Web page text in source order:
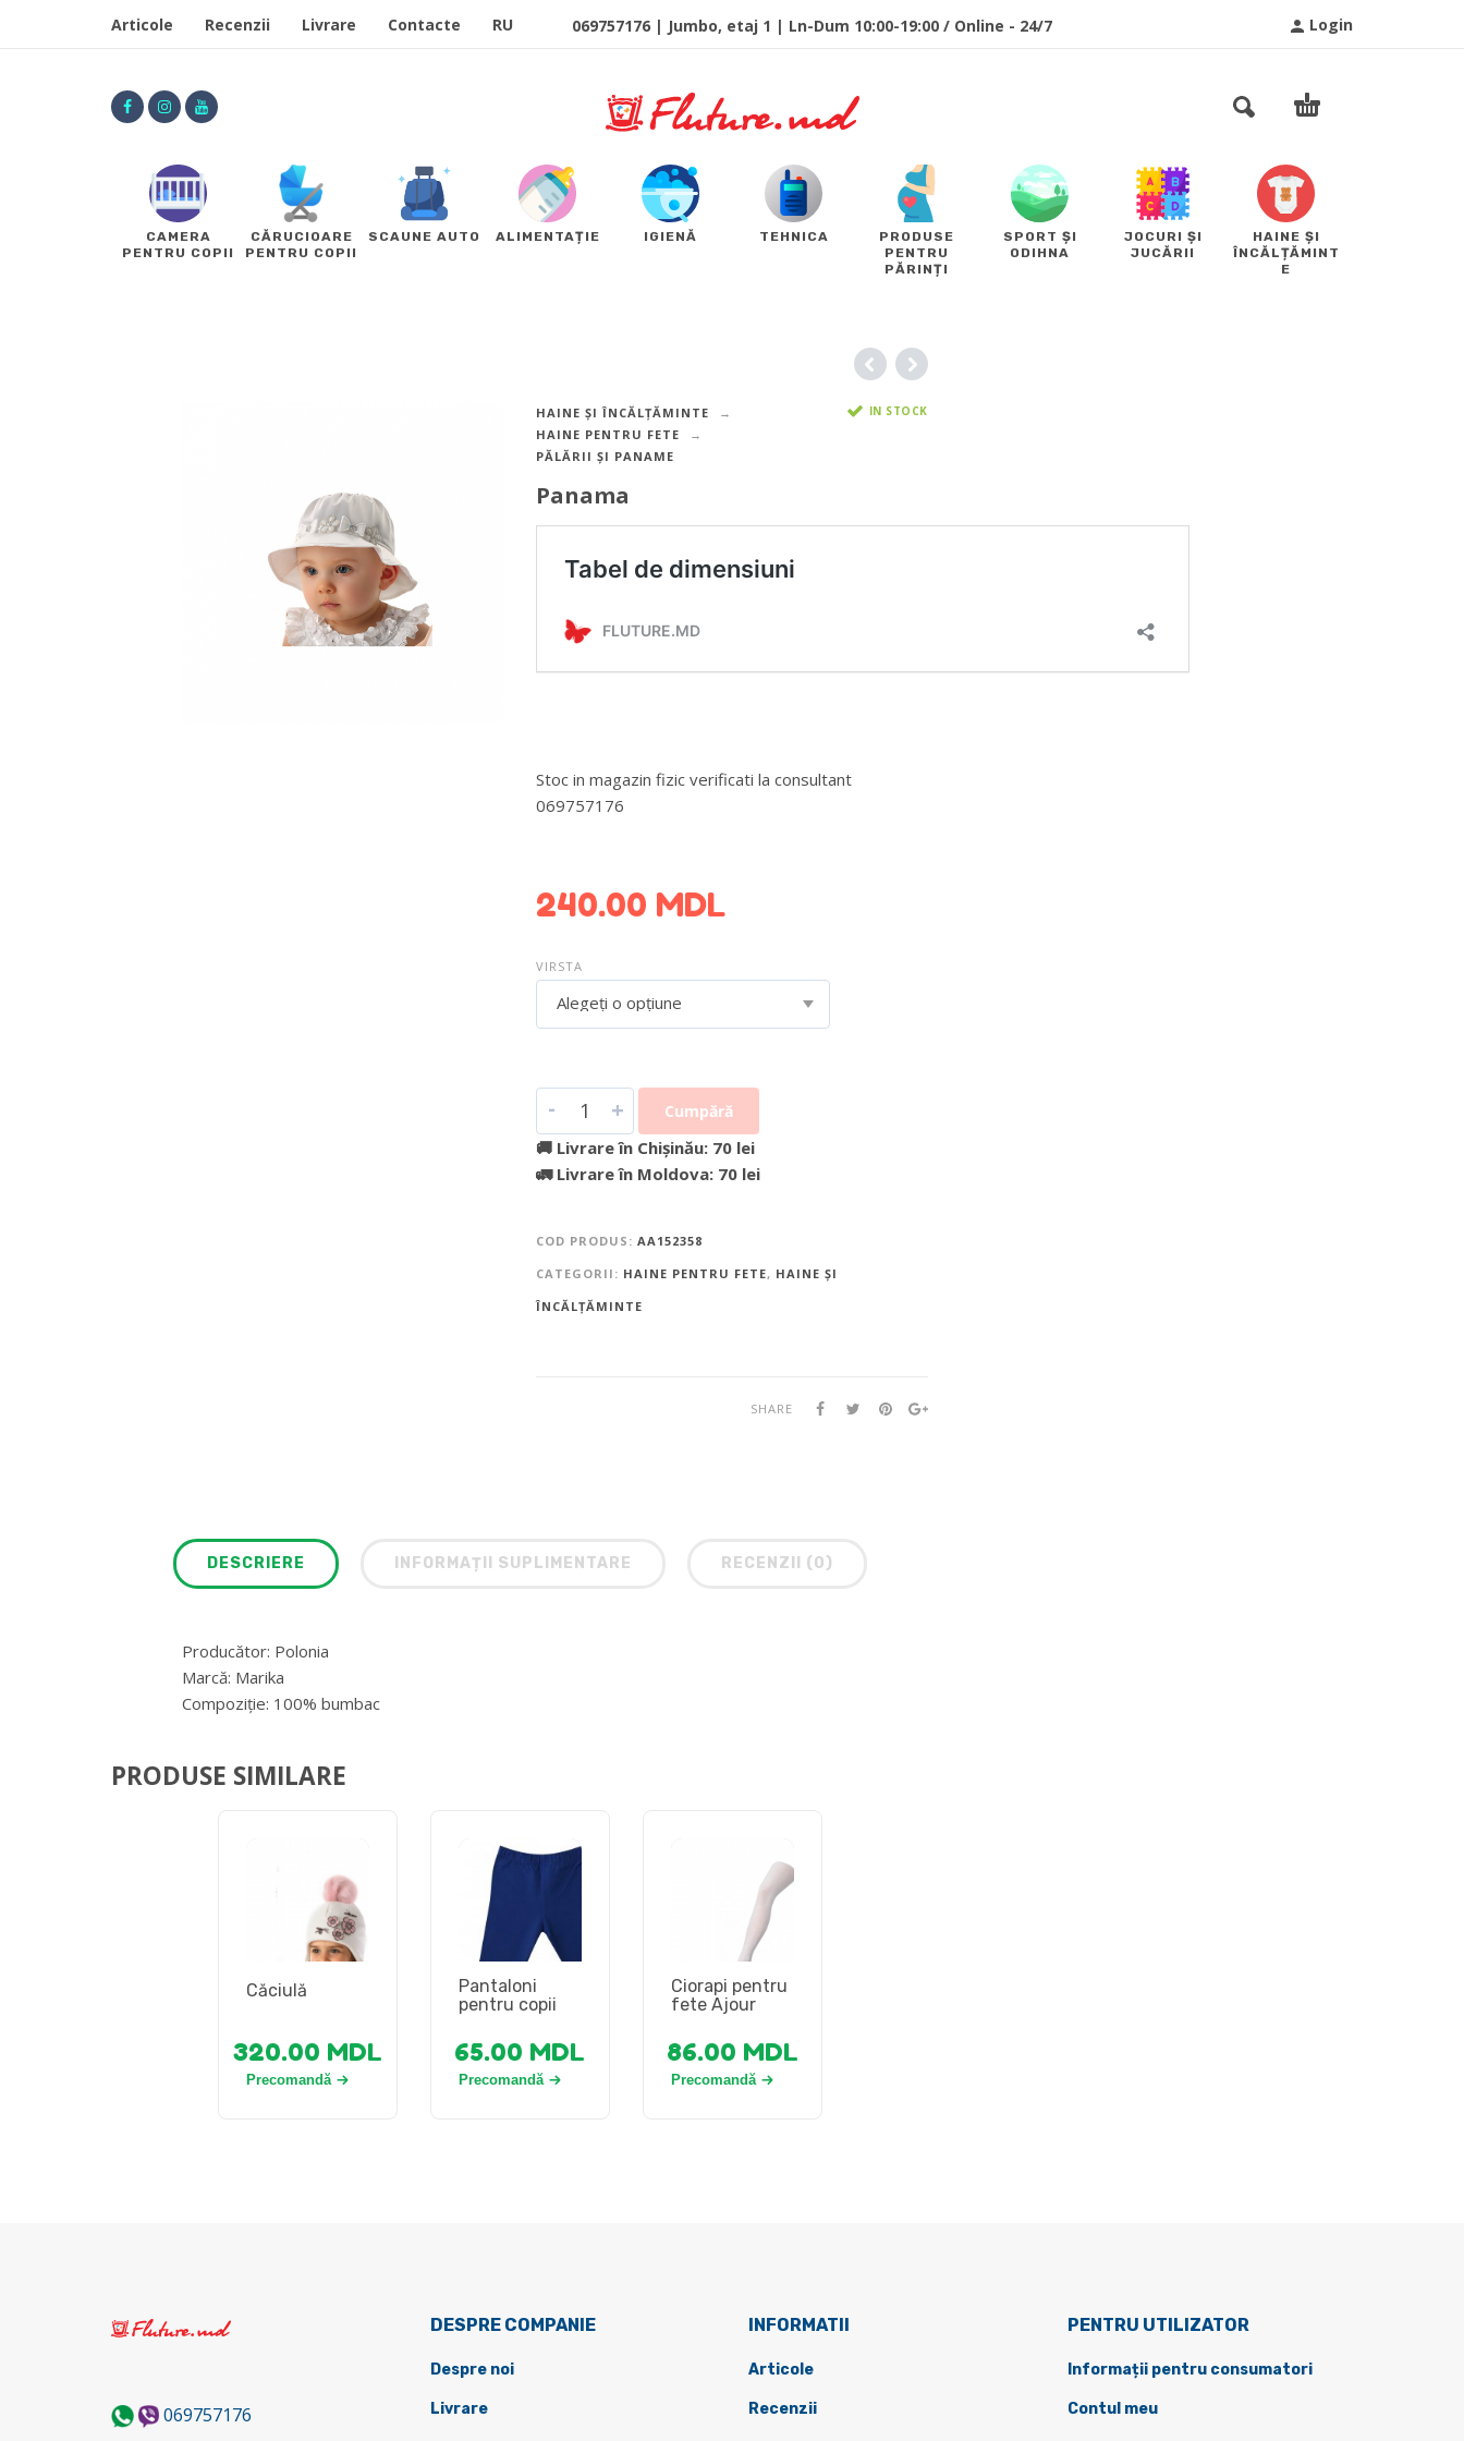
Login
Articole Recenzii Livrare Contacte RU 069757176 | Jumbo, etaj 1 | Ln-Dum 10:00-19:00 / Online - 24/7
CAMERA
PENTRU COPII
CĂRUCIOARE
PENTRU COPII
SCAUNE AUTO ALIMENTAȚIE IGIENĂ TEHNICA
PRODUSE
PENTRU
PĂRINȚI
SPORT ȘI
ODIHNA
JOCURI ȘI
JUCĂRII
HAINE ȘI
ÎNCĂLȚĂMINT
E
HAINE ȘI ÎNCĂLȚĂMINTE
HAINE PENTRU FETE
PĂLĂRII ȘI PANAME
IN STOCK
Panama
Stoc in magazin fizic verificati la consultant
069757176
240.00 MDL
VIRSTA
Alegeți o opțiune
- + Cumpără
🚚 Livrare în Chișinău: 70 lei
🚛 Livrare în Moldova: 70 lei
COD PRODUS: AA152358
CATEGORII: HAINE PENTRU FETE, HAINE ȘI
ÎNCĂLȚĂMINTE
SHARE
DESCRIERE INFORMAȚII SUPLIMENTARE RECENZII (0)
Producător: Polonia
Marcă: Marika
Compoziție: 100% bumbac
PRODUSE SIMILARE
Căciulă
320.00 MDL
Precomandă
Pantaloni
pentru copii
65.00 MDL
Precomandă
Ciorapi pentru
fete Ajour
86.00 MDL
Precomandă
069757176
DESPRE COMPANIE
Despre noi
Livrare
INFORMATII
Articole
Recenzii
PENTRU UTILIZATOR
Informații pentru consumatori
Contul meu